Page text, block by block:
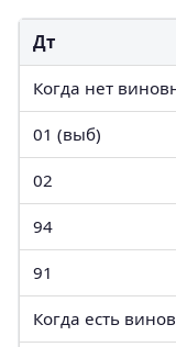
Дт
Когда нет
01 (выб)
02
94
91
Когда есть